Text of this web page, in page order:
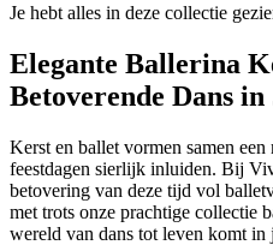
Je hebt alles in deze collectie
Elegante Ballerina
Betoverende Dans
Kerst en ballet vormen samen
feestdagen sierlijk inluiden. Bij
betovering van deze tijd vol
met trots onze prachtige collectie
wereld van dans tot leven komt in